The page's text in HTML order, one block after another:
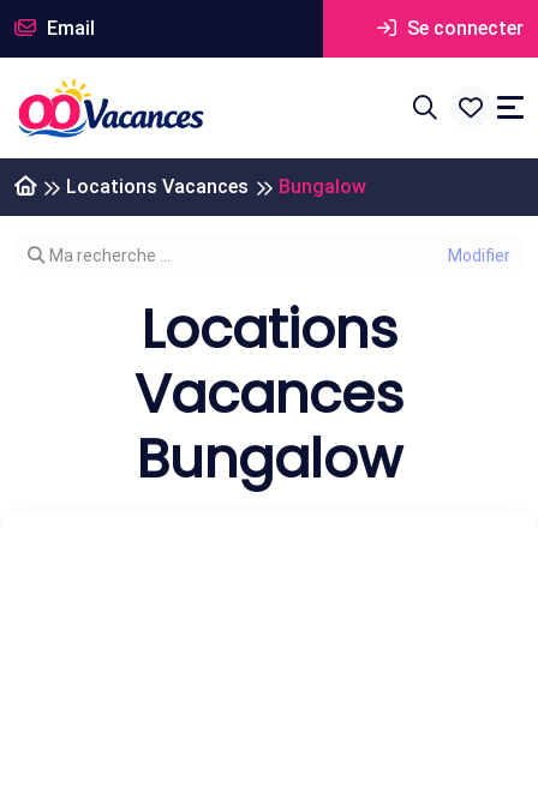
Email Se connecter
Locations Vacances Bungalow
Modifier votre recherche
Ma recherche ...
Locations
Vacances
Bungalow